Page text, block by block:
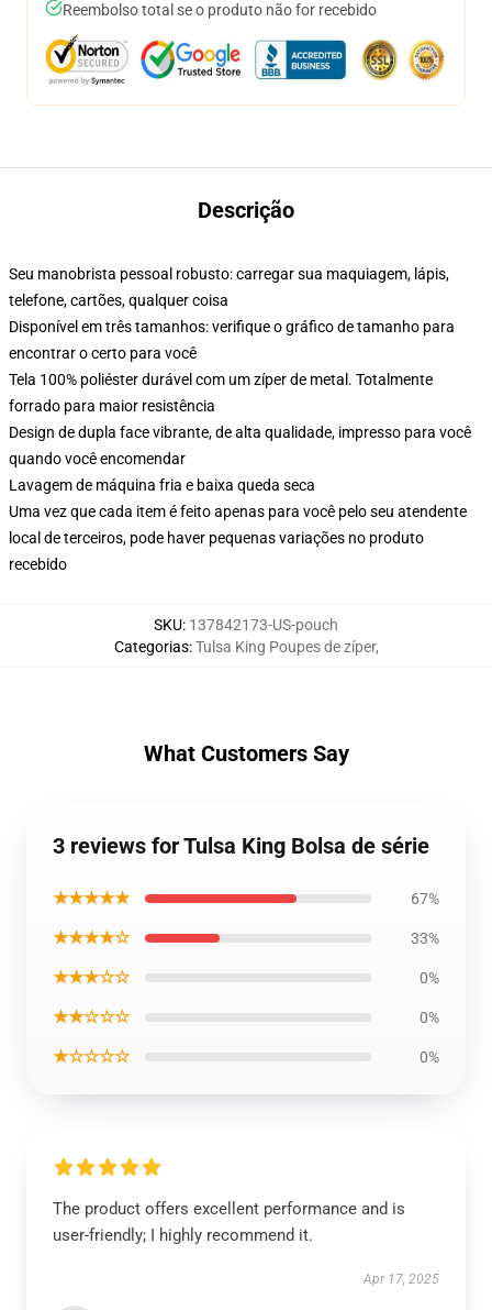
Reembolso total se o produto não for recebido
Descrição
Seu manobrista pessoal robusto: carregar sua maquiagem, lápis,
telefone, cartões, qualquer coisa
Disponível em três tamanhos: verifique o gráfico de tamanho para
encontrar o certo para você
Tela 100% poliéster durável com um zíper de metal. Totalmente
forrado para maior resistência
Design de dupla face vibrante, de alta qualidade, impresso para você
quando você encomendar
Lavagem de máquina fria e baixa queda seca
Uma vez que cada item é feito apenas para você pelo seu atendente
local de terceiros, pode haver pequenas variações no produto
recebido
SKU: 137842173-US-pouch
Categorias:Tulsa King Poupes de zíper,
What Customers Say
3 reviews for Tulsa King Bolsa de série
★★★★★ 67%
★★★★☆ 33%
★★★☆☆ 0%
★★☆☆☆ 0%
★☆☆☆☆ 0%
The product offers excellent performance and is
user-friendly; I highly recommend it.
Apr 17, 2025